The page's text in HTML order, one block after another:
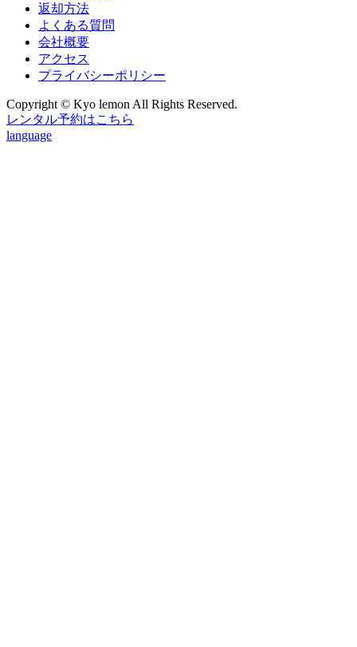
返却方法
よくある質問
会社概要
アクセス
プライバシーポリシー
Copyright © Kyo lemon All Rights Reserved.
レンタル予約はこちら
language